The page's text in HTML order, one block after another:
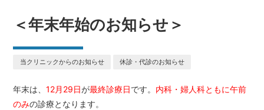
＜年末年始のお知らせ＞
当クリニックからのお知らせ 休診・代診のお知らせ
年末は、12月29日が最終診療日です。 内科・婦人科ともに午前
のみの診療となります。